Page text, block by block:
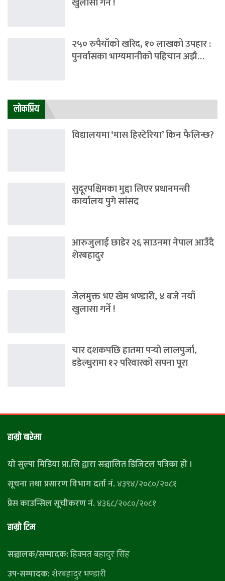
२५० रुपैयाँको खरिद, १० लाखको उपहार :
पुनर्वासका भाग्यमानीको पहिचान अझै…
लाेकप्रिय
विद्यालयमा ‘मास हिस्टेरिया’ किन फैलिन्छ?
सुदूरपश्चिमका मुद्दा लिएर प्रधानमन्त्री
कार्यालय पुगे सांसद
आरुजुलाई छाडेर २६ साउनमा नेपाल आउँदै
शेरबहादुर
जेलमुक्त भए खेम भण्डारी, ४ बजे नयाँ
खुलासा गर्ने !
चार दशकपछि हातमा पर्‍यो लालपुर्जा,
डडेल्धुरामा १२ परिवारको सपना पूरा
हाम्राे बारेमा
याे सुल्पा मिडिया प्रा.लि द्वारा सञ्चालित डिजिटल पत्रिका हाे ।
सूचना तथा प्रसारण विभाग दर्ता नं. ४३९४/२०८०/२०८१
प्रेस काउन्सिल सूचीकरण नं. ४३६८/२०८०/२०८१
हाम्राे टिम
सञ्चालक/सम्पादक:हिक्मत बहादुर सिंह
उप-सम्पादक:शेरबहादुर भण्डारी